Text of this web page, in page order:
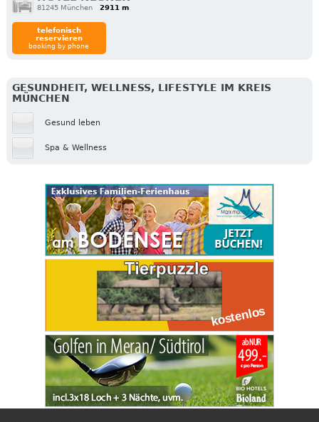
81245 München 2911 m
telefonisch
reservieren
booking by phone
GESUNDHEIT, WELLNESS, LIFESTYLE IM KREIS
MÜNCHEN
Gesund leben
Spa & Wellness